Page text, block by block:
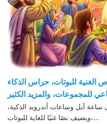
الغنية للبوتات، حراس الذكاء
للمجموعات، والمزيد الكثير
ساعة آبل وساعات أندرويد الذكية،
ويضيف نصًا غنيًا للغاية للبوتات،…